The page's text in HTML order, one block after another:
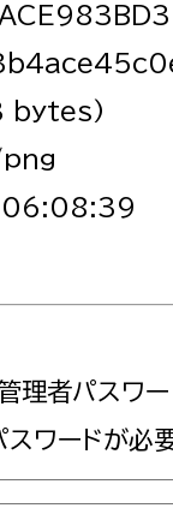
bytes)
06:08:39
理者パスワ
スワードが必